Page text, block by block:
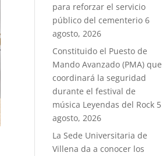
para reforzar el servicio
público del cementerio 6
agosto, 2026
Constituido el Puesto de
Mando Avanzado (PMA) que
coordinará la seguridad
durante el festival de
música Leyendas del Rock 5
agosto, 2026
La Sede Universitaria de
Villena da a conocer los